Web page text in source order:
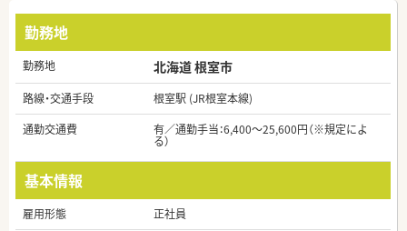
勤務地
勤務地 北海道 根室市
路線・交通手段
根室駅 (JR根室本線)
通勤交通費
有／通勤手当：6,400～25,600円（※規定によ
る）
基本情報
雇用形態
正社員